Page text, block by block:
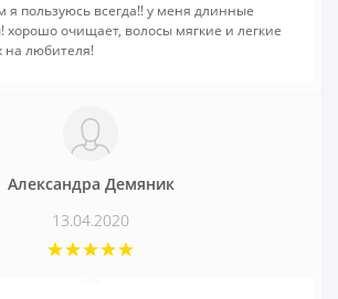
я пользуюсь всегда!! у меня длинные
хорошо очищает, волосы мягкие и легкие
на любителя!
Александра Демяник
13.04.2020